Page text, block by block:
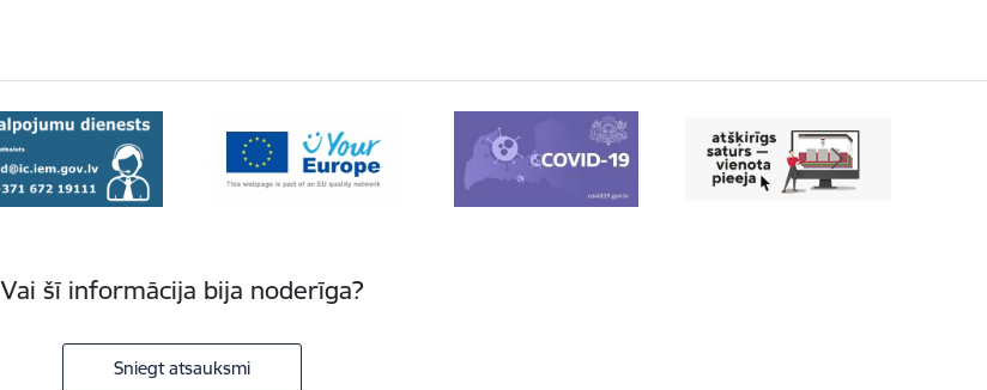
Vai šī informācija bija noderīga?
Sniegt atsauksmi